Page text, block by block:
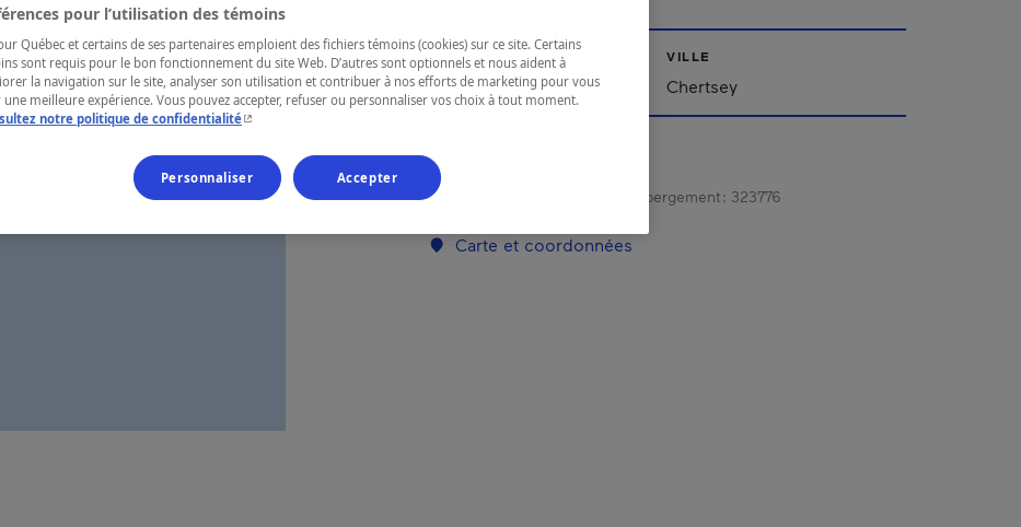
RÉGION
Lanaudière
VILLE
Chertsey
Numéro d’enregistrement d’hébergement : 323776
Carte et coordonnées
pour l’utilisation des témoins
Québec et certains de ses partenaires emploient des fichiers témoins (cookies) sur ce site. Certains
sont requis pour le bon fonctionnement du site Web. D’autres sont optionnels et nous aident à
la navigation sur le site, analyser son utilisation et contribuer à nos efforts de marketing pour vous
meilleure expérience. Vous pouvez accepter, refuser ou personnaliser vos choix à tout moment.
notre politique de confidentialité- Cet hyperlien s'ouvrira dans une nouvelle fenêtre.
Personnaliser Accepter